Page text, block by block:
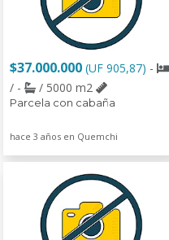
$37.000.000 (UF 905,87) -
/ -
/ 5000 m2
Parcela con cabaña
hace 3 años en Quemchi